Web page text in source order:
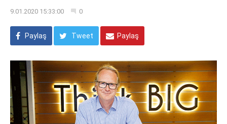
9.01.2020 15:33:00 0
Paylaş Tweet Paylaş